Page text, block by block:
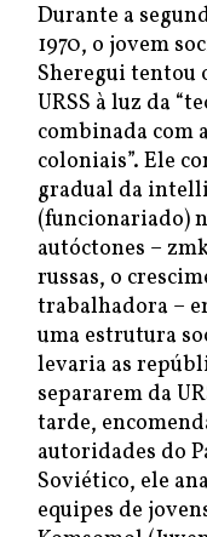
Durante a
1970, o jovem
Sheregui tentou
URSS à luz da
combinada com
coloniais”. Ele
gradual da
(funcionariado)
autóctones –
russas, o
trabalhadora –
uma estrutura
levaria as
separarem da
tarde,
autoridades do
Soviético, ele
equipes de